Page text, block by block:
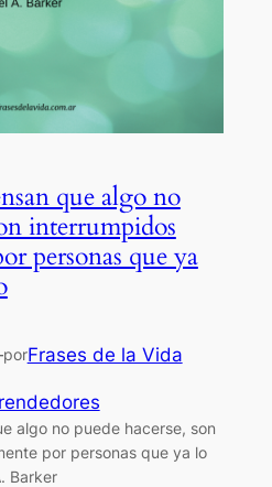
que algo no
interrumpidos
personas que ya
porFrases de la Vida
algo no puede hacerse, son
por personas que ya lo
Barker